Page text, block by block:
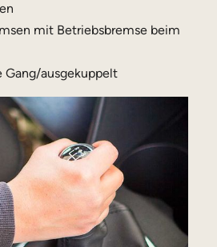
mit Betriebsbremse beim
Gang/ausgekuppelt